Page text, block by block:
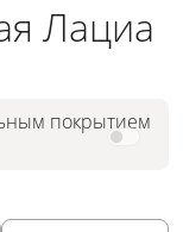
Лациа
покрытием